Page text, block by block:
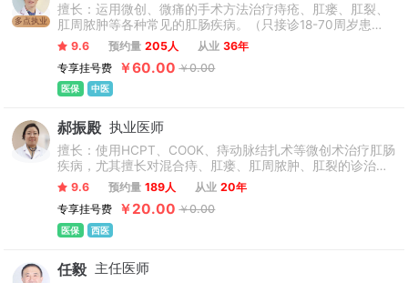
多点执业
擅长：运用微创、微痛的手术方法治疗痔疮、肛瘘、肛裂、
肛周脓肿等各种常见的肛肠疾病。（只接诊18-70周岁患
者，孕妇、产妇不接诊）
9.6 预约量 205人 从业 36年
专享挂号费
￥60.00 ￥0.00
医保 中医
郝振殿 执业医师
擅长：使用HCPT、COOK、痔动脉结扎术等微创术治疗肛肠
疾病，尤其擅长对混合痔、肛瘘、肛周脓肿、肛裂的诊治和
治疗。（只接诊18-70周岁患者，孕妇、产妇不接诊）
9.6 预约量 189人 从业 20年
专享挂号费
￥20.00 ￥0.00
医保 西医
任毅 主任医师